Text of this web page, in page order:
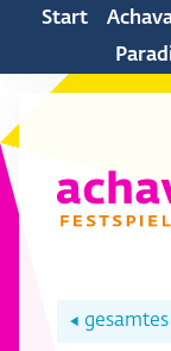
Start
◀